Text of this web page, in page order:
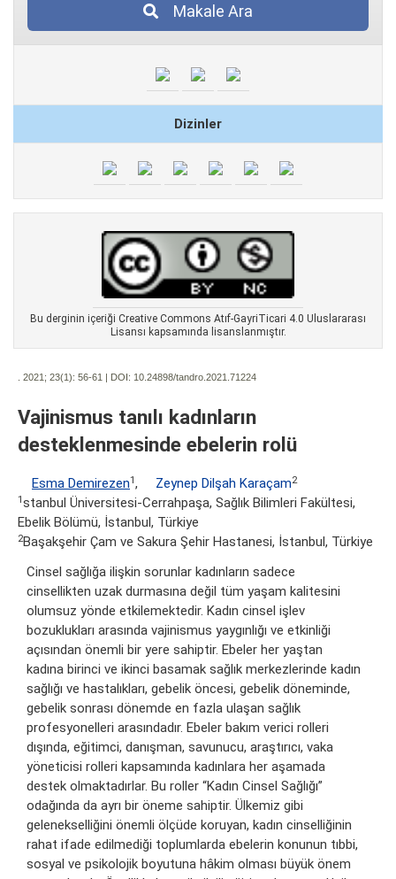
Makale Ara
Dizinler
Bu derginin içeriği Creative Commons Atıf-GayriTicari 4.0 Uluslararası
Lisansı kapsamında lisanslanmıştır.
. 2021; 23(1): 56-61 | DOI: 10.24898/tandro.2021.71224
Vajinismus tanılı kadınların
desteklenmesinde ebelerin rolü
Esma Demirezen1, Zeynep Dilşah Karaçam2
1stanbul Üniversitesi-Cerrahpaşa, Sağlık Bilimleri Fakültesi,
Ebelik Bölümü, İstanbul, Türkiye
2Başakşehir Çam ve Sakura Şehir Hastanesi, İstanbul, Türkiye
Cinsel sağlığa ilişkin sorunlar kadınların sadece
cinsellikten uzak durmasına değil tüm yaşam kalitesini
olumsuz yönde etkilemektedir. Kadın cinsel işlev
bozuklukları arasında vajinismus yaygınlığı ve etkinliği
açısından önemli bir yere sahiptir. Ebeler her yaştan
kadına birinci ve ikinci basamak sağlık merkezlerinde kadın
sağlığı ve hastalıkları, gebelik öncesi, gebelik döneminde,
gebelik sonrası dönemde en fazla ulaşan sağlık
profesyonelleri arasındadır. Ebeler bakım verici rolleri
dışında, eğitimci, danışman, savunucu, araştırıcı, vaka
yöneticisi rolleri kapsamında kadınlara her aşamada
destek olmaktadırlar. Bu roller “Kadın Cinsel Sağlığı”
odağında da ayrı bir öneme sahiptir. Ülkemiz gibi
gelenekselliğini önemli ölçüde koruyan, kadın cinselliğinin
rahat ifade edilmediği toplumlarda ebelerin konunun tıbbi,
sosyal ve psikolojik boyutuna hâkim olması büyük önem